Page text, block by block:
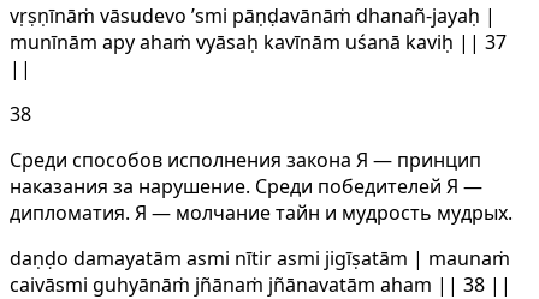
vṛṣṇīnāṁ vāsudevo ’smi pāṇḍavānāṁ dhanañ-jayaḥ |
munīnām apy ahaṁ vyāsaḥ kavīnām uśanā kaviḥ || 37
||
38
Среди способов исполнения закона Я — принцип
наказания за нарушение. Среди победителей Я —
дипломатия. Я — молчание тайн и мудрость мудрых.
daṇḍo damayatām asmi nītir asmi jigīṣatām | maunaṁ
caivāsmi guhyānāṁ jñānaṁ jñānavatām aham || 38 ||